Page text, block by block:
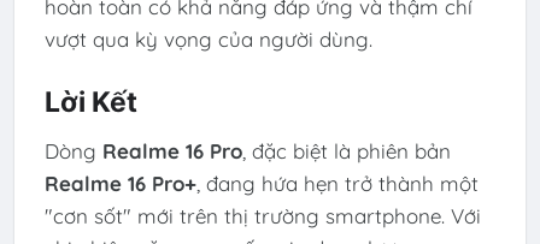
hoàn toàn có khả năng đáp ứng và thậm chí
vượt qua kỳ vọng của người dùng.
Lời Kết
Dòng Realme 16 Pro, đặc biệt là phiên bản
Realme 16 Pro+, đang hứa hẹn trở thành một
"cơn sốt" mới trên thị trường smartphone. Với